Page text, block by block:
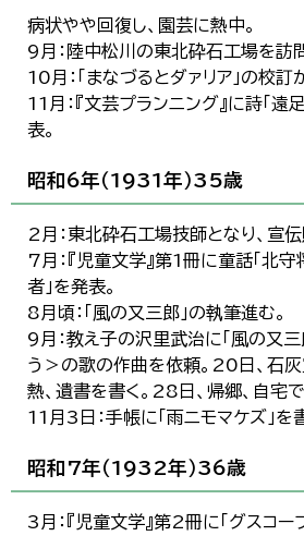
病状やや回復し、園芸に熱中。
9月：陸中松川の東北砕石工場を訪問
10月：「まなづるとダァリア」の校訂
11月：『文芸プランニング』に詩「遠
表。
昭和6年（1931年）35歳
2月：東北砕石工場技師となり、宣
7月：『児童文学』第1冊に童話「北
者」を発表。
8月頃：「風の又三郎」の執筆進む。
9月：教え子の沢里武治に「風の又
う＞の歌の作曲を依頼。20日、石
熱、遺書を書く。28日、帰郷、自宅で
11月3日：手帳に「雨ニモマケズ」を
昭和7年（1932年）36歳
3月：『児童文学』第2冊に「グスコー